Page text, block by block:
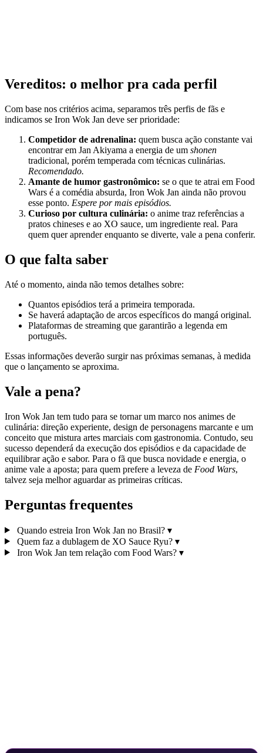
Vereditos: o melhor pra cada perfil
Com base nos critérios acima, separamos três perfis de fãs e
indicamos se Iron Wok Jan deve ser prioridade:
Competidor de adrenalina: quem busca ação constante vai
encontrar em Jan Akiyama a energia de um shonen
tradicional, porém temperada com técnicas culinárias.
Recomendado.
Amante de humor gastronômico: se o que te atrai em Food
Wars é a comédia absurda, Iron Wok Jan ainda não provou
esse ponto. Espere por mais episódios.
Curioso por cultura culinária: o anime traz referências a
pratos chineses e ao XO sauce, um ingrediente real. Para
quem quer aprender enquanto se diverte, vale a pena conferir.
O que falta saber
Até o momento, ainda não temos detalhes sobre:
Quantos episódios terá a primeira temporada.
Se haverá adaptação de arcos específicos do mangá original.
Plataformas de streaming que garantirão a legenda em
português.
Essas informações deverão surgir nas próximas semanas, à medida
que o lançamento se aproxima.
Vale a pena?
Iron Wok Jan tem tudo para se tornar um marco nos animes de
culinária: direção experiente, design de personagens marcante e um
conceito que mistura artes marciais com gastronomia. Contudo, seu
sucesso dependerá da execução dos episódios e da capacidade de
equilibrar ação e sabor. Para o fã que busca novidade e energia, o
anime vale a aposta; para quem prefere a leveza de Food Wars,
talvez seja melhor aguardar as primeiras críticas.
Perguntas frequentes
Quando estreia Iron Wok Jan no Brasil? ▾
Quem faz a dublagem de XO Sauce Ryu? ▾
Iron Wok Jan tem relação com Food Wars? ▾